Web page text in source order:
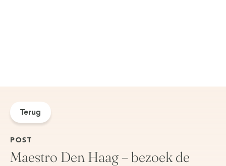
Terug
POST
Maestro Den Haag – bezoek de